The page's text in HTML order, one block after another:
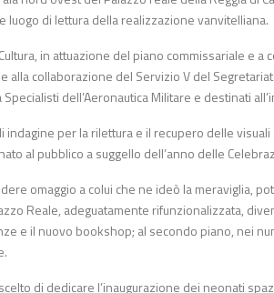
luogo di lettura della realizzazione vanvitelliana.
in attuazione del piano commissariale e
alla collaborazione del Servizio V del
Specialisti dell’Aeronautica Militare e destinati
indagine per la rilettura e il recupero delle
al pubblico a suggello dell’anno delle
omaggio a colui che ne ideò la meraviglia,
Reale, adeguatamente rifunzionalizzata,
e il nuovo bookshop; al secondo piano, nei
di dedicare l’inaugurazione dei neonati